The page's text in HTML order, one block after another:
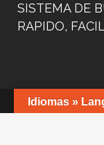
SISTEMA DE
RAPIDO,
©
Idiomas »